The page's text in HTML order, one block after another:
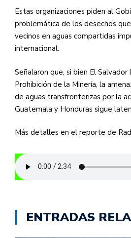
Estas organizaciones piden al
problemática de los desechos
vecinos en aguas compartidas
internacional.
Señalaron que, si bien El
Prohibición de la Minería, la
de aguas transfronterizas por la
Guatemala y Honduras sigue
Más detalles en el reporte de
ENTRADAS